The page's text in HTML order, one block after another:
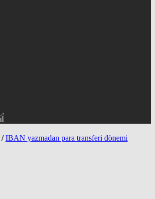
/ IBAN yazmadan para transferi dönemi